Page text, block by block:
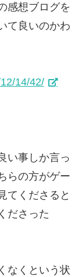
感想ブログを
て良いのかわ
14/42/
い事しか言っ
らの方がゲー
てくださると
ださった
なくという状